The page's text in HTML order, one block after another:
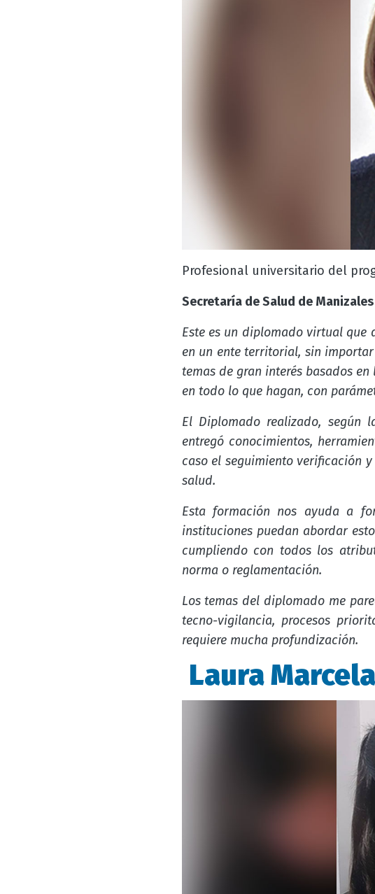
Profesional universitario del
Secretaría de Salud de Manizales
Este es un diplomado virtual que
en un ente territorial, sin
temas de gran interés basados
en todo lo que hagan, con
El Diplomado realizado, según
entregó conocimientos,
caso el seguimiento verificación
salud.
Esta formación nos ayuda a
instituciones puedan abordar
cumpliendo con todos los
norma o reglamentación.
Los temas del diplomado me
tecno-vigilancia, procesos
requiere mucha profundización.
Laura